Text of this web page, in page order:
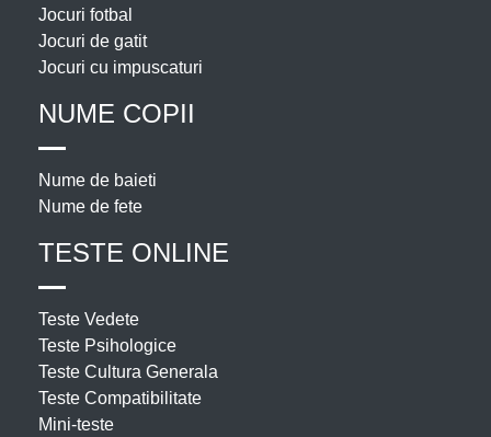
Jocuri fotbal
Jocuri de gatit
Jocuri cu impuscaturi
NUME COPII
Nume de baieti
Nume de fete
TESTE ONLINE
Teste Vedete
Teste Psihologice
Teste Cultura Generala
Teste Compatibilitate
Mini-teste